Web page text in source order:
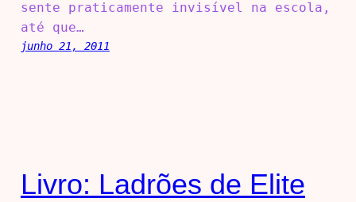
sente praticamente invisível na escola,
até que…
junho 21, 2011
Livro: Ladrões de Elite